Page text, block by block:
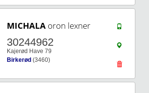
MICHALA oron lexner
30244962
Kajerød Have 79
Birkerød (3460)